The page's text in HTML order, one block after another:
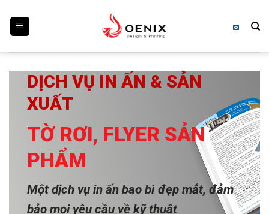
content
DỊCH VỤ IN ẤN & SẢN
XUẤT
TỜ RƠI, FLYER SẢN
PHẨM
Một dịch vụ in ấn bao bì đẹp mắt, đảm
bảo mọi yêu cầu về kỹ thuật